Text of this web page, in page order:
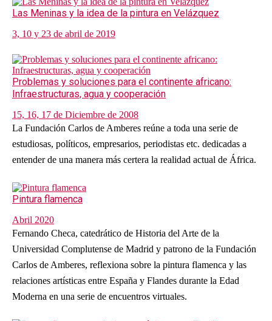
Las Meninas y la idea de la pintura en Velázquez
3, 10 y 23 de abril de 2019
Problemas y soluciones para el continente africano:
Infraestructuras, agua y cooperación
15, 16, 17 de Diciembre de 2008
La Fundación Carlos de Amberes reúne a toda una serie de
estudiosas, políticos, empresarios, periodistas etc. dedicadas a
entender de una manera más certera la realidad actual de África.
Pintura flamenca
Abril 2020
Fernando Checa, catedrático de Historia del Arte de la
Universidad Complutense de Madrid y patrono de la Fundación
Carlos de Amberes, reflexiona sobre la pintura flamenca y las
relaciones artísticas entre España y Flandes durante la Edad
Moderna en una serie de encuentros virtuales.